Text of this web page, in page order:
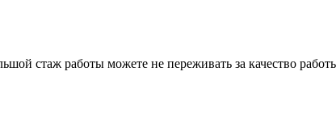
стаж работы можете не переживать за качество